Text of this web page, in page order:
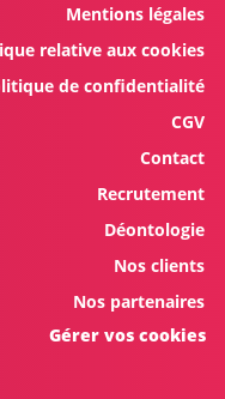
Mentions légales
relative aux cookies
de confidentialité
CGV
Contact
Recrutement
Déontologie
Nos clients
Nos partenaires
Gérer vos cookies